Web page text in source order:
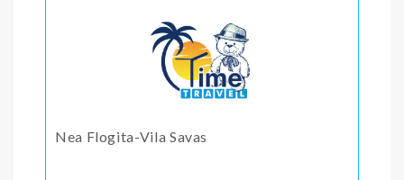
Nea Flogita-Vila Savas